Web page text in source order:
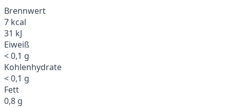
Brennwert
7 kcal
31 kJ
Eiweiß
< 0,1 g
Kohlenhydrate
< 0,1 g
Fett
0,8 g